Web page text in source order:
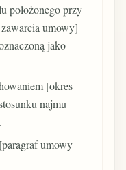
położonego przy
umowy]
jako
[okres
najmu
umowy